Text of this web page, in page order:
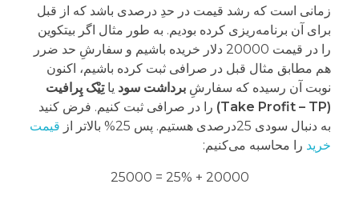
زمانی است که رشد قیمت در حدِ درصدی باشد که از قبل
برای آن برنامه‌ریزی کرده بودیم. به طور مثال اگر بیتکوین
را در قیمت 20000 دلار خریده باشیم و سفارشِ حد ضرر
هم مطابق مثال قبل در صرافی ثبت کرده باشیم، اکنون
نوبت آن رسیده که سفارشِ برداشت سود یاتِیْک پِرافیت
(Take Profit – TP)
را در صرافی ثبت کنیم. فرض کنید
به دنبال سودی 25درصدی هستیم. پس 25% بالاتر از
قیمت
خرید را محاسبه می‌کنیم:
20000 + 25% = 25000